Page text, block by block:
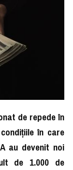
de repede în
în care
au devenit noi
de 1.000 de